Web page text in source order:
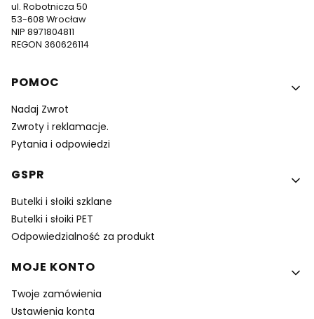
ul. Robotnicza 50
53-608 Wrocław
NIP 8971804811
REGON 360626114
Linki w stopce
POMOC
Nadaj Zwrot
Zwroty i reklamacje.
Pytania i odpowiedzi
GSPR
Butelki i słoiki szklane
Butelki i słoiki PET
Odpowiedzialność za produkt
MOJE KONTO
Twoje zamówienia
Ustawienia konta